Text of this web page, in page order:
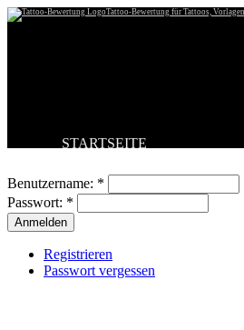
Tattoo-Bewertung für Tattoos,
STARTSEITE
BESTE TATTOOS
NEUESTE TATTOOS
KOMMENTARE
FORUM
Benutzername: *
Passwort: *
Registrieren
Passwort vergessen